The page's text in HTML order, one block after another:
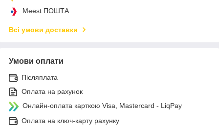
Meest ПОШТА
Всі умови доставки
Умови оплати
Післяплата
Оплата на рахунок
Онлайн-оплата карткою Visa, Mastercard - LiqPay
Оплата на ключ-карту рахунку